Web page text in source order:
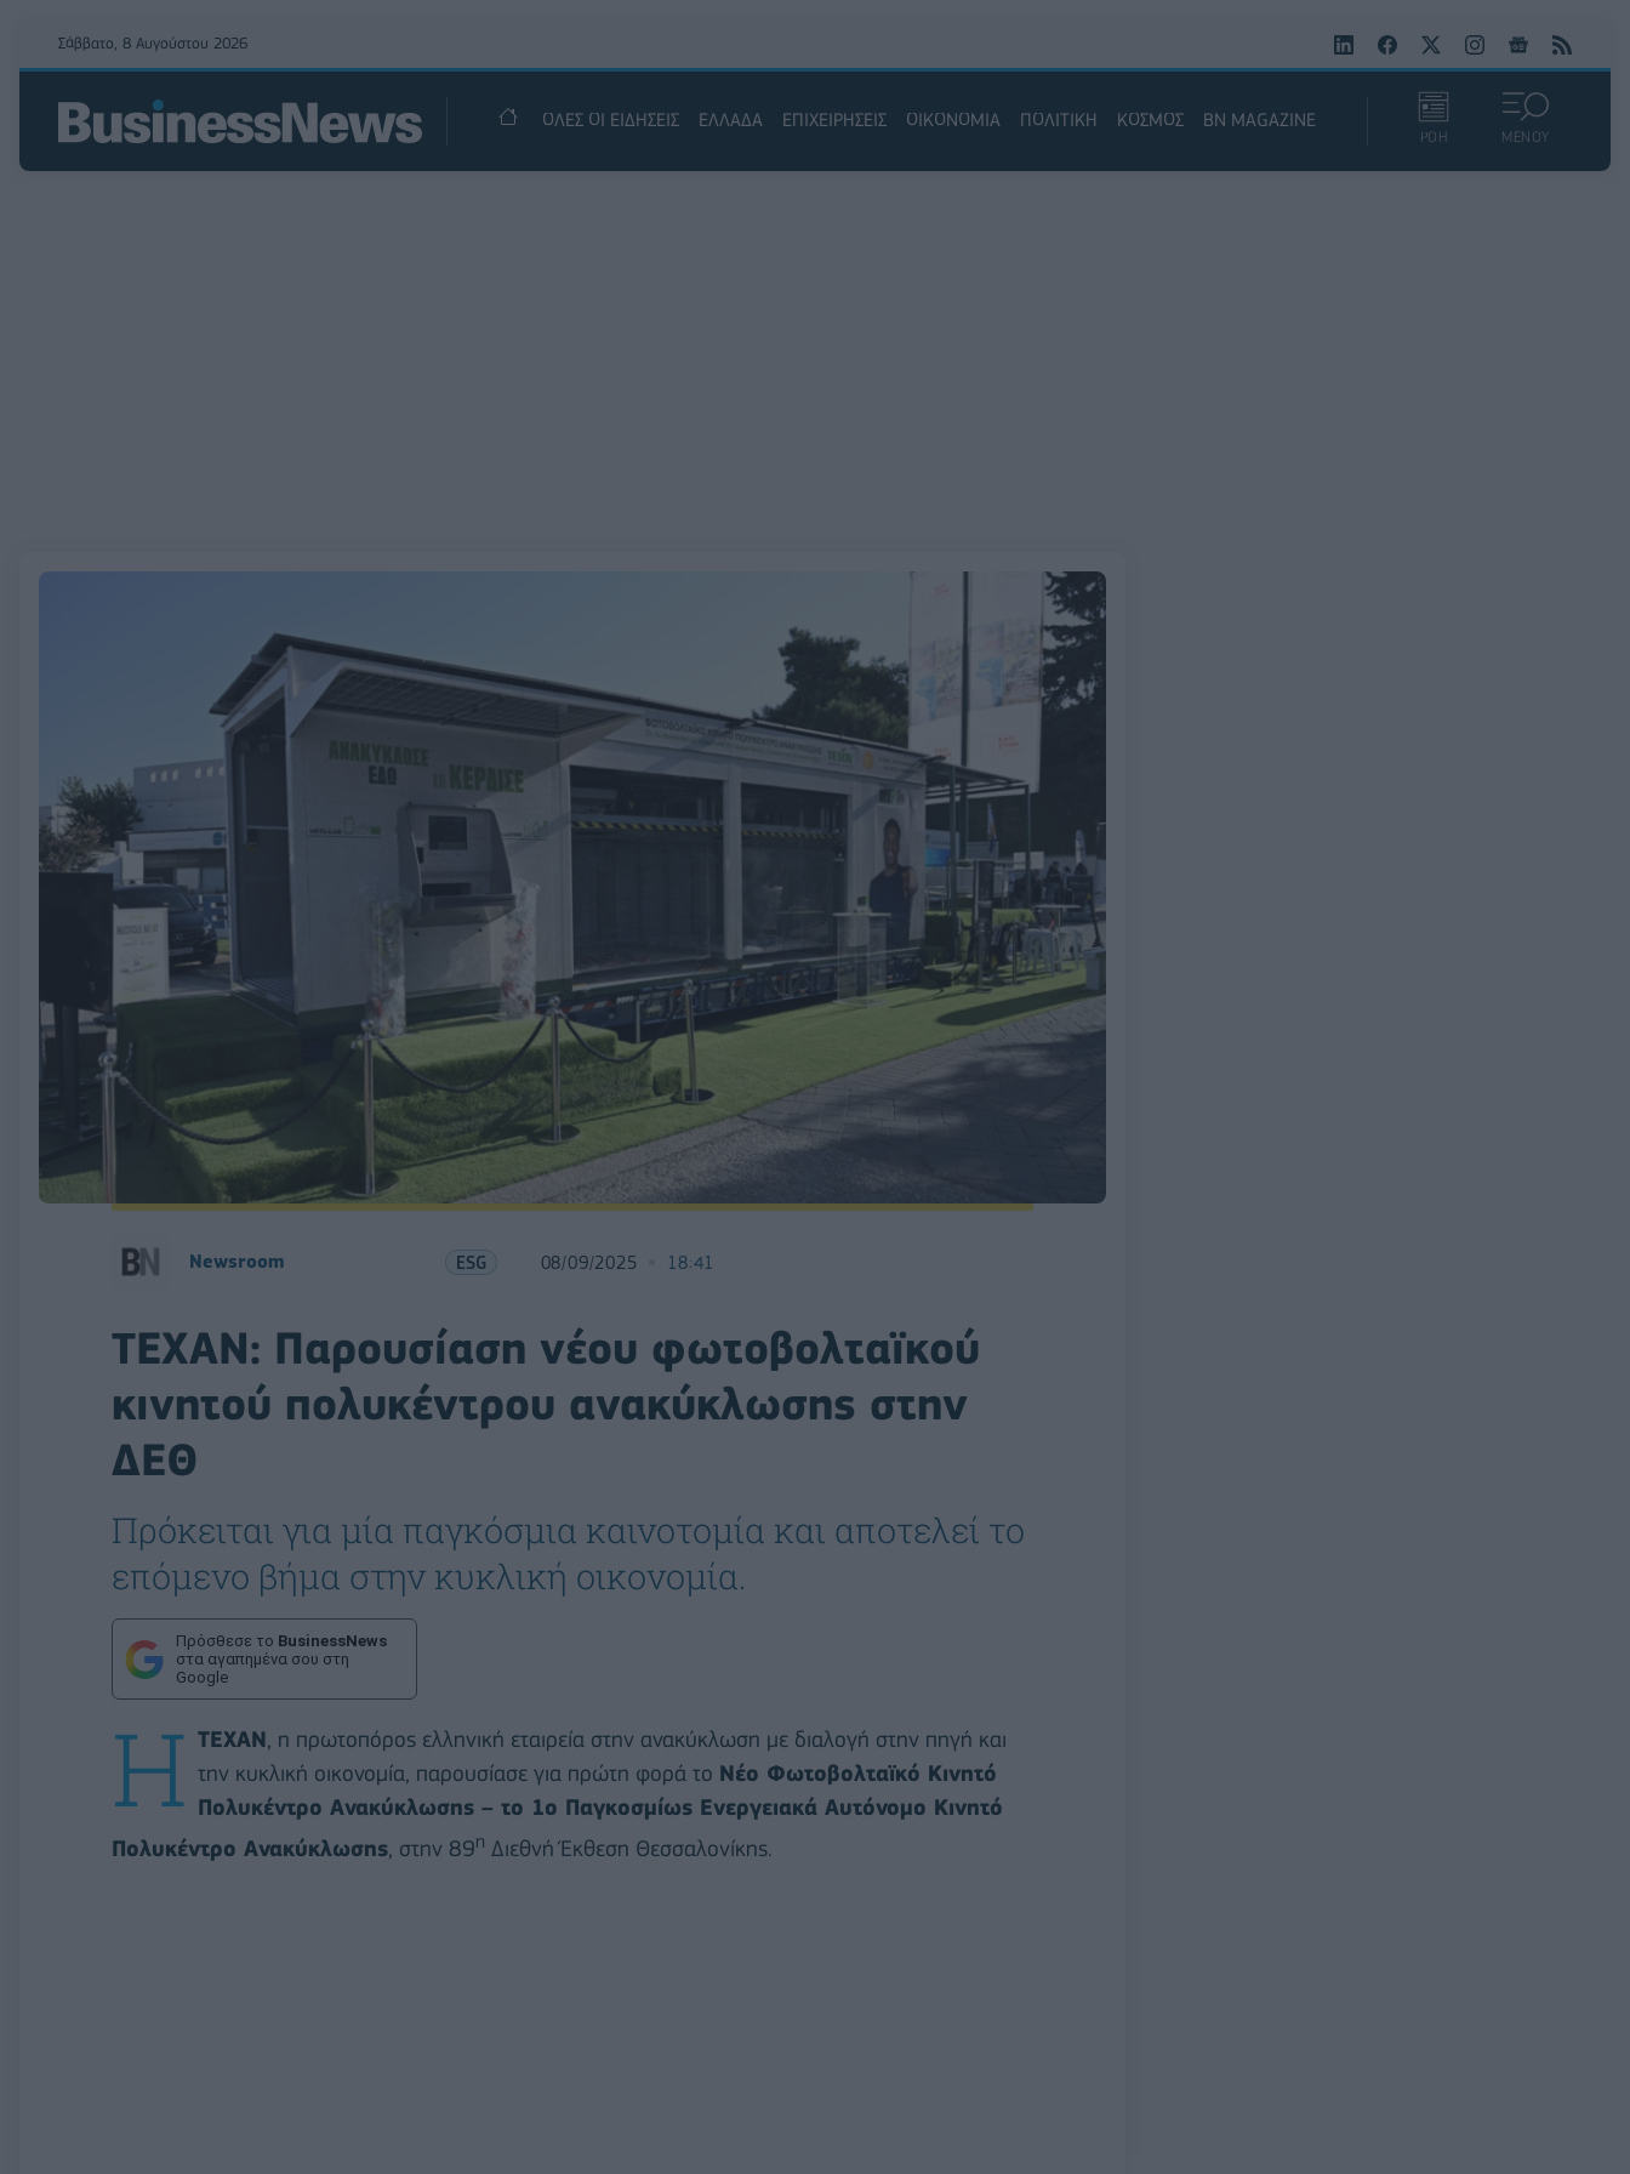
Σάββατο, 8 Αυγούστου 2026
ΟΛΕΣ ΟΙ ΕΙΔΗΣΕΙΣ ΕΛΛΑΔΑ ΕΠΙΧΕΙΡΗΣΕΙΣ ΟΙΚΟΝΟΜΙΑ ΠΟΛΙΤΙΚΗ ΚΟΣΜΟΣ BN MAGAZINE
ΡΟΗ ΜΕΝΟΥ
Newsroom ESG 08/09/2025 18:41
ΤΕΧΑΝ: Παρουσίαση νέου φωτοβολταϊκού
κινητού πολυκέντρου ανακύκλωσης στην
ΔΕΘ
Πρόκειται για μία παγκόσμια καινοτομία και αποτελεί το
επόμενο βήμα στην κυκλική οικονομία.
Πρόσθεσε το BusinessNews
στα αγαπημένα σου στη
Google
Η ΤΕΧΑΝ, η πρωτοπόρος ελληνική εταιρεία στην ανακύκλωση με διαλογή στην πηγή και
την κυκλική οικονομία, παρουσίασε για πρώτη φορά το Νέο Φωτοβολταϊκό Κινητό
Πολυκέντρο Ανακύκλωσης – το 1ο Παγκοσμίως Ενεργειακά Αυτόνομο Κινητό
Πολυκέντρο Ανακύκλωσης, στην 89η Διεθνή Έκθεση Θεσσαλονίκης.